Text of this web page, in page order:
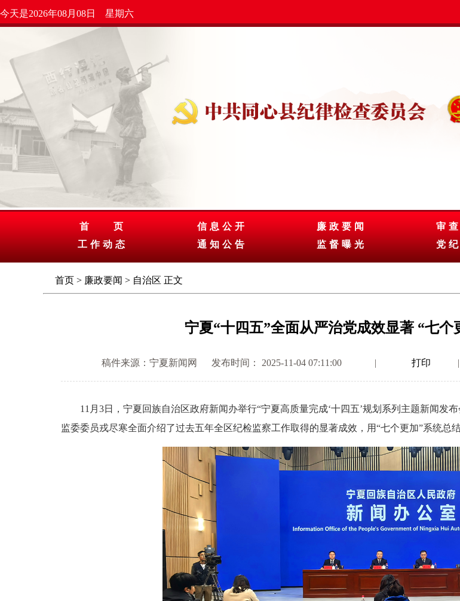
今天是2026年08月08日 星期六
首 页
工作动态
信息公开
通知公告
廉政要闻
监督曝光
审
党
首页 > 廉政要闻 > 自治区 正文
宁夏“十四五”全面从严治党成效显著 “七个
稿件来源：宁夏新闻网 发布时间： 2025-11-04 07:11:00 | 打印 |
11月3日，宁夏回族自治区政府新闻办举行“宁夏高质量完成‘十四五’规划系列主题新闻发
监委委员戎尽寒全面介绍了过去五年全区纪检监察工作取得的显著成效，用“七个更加”系统总